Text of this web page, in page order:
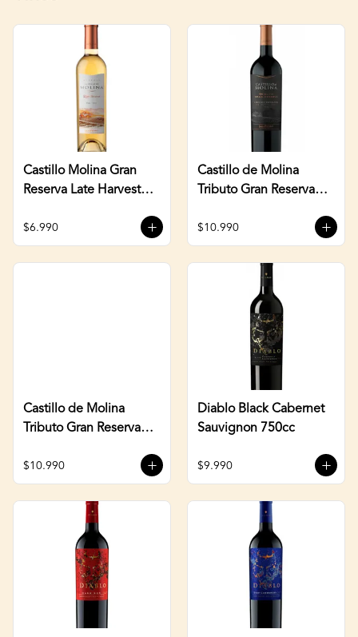
Castillo Molina Gran
Reserva Late Harvest
$6.990
Castillo de Molina
Tributo Gran Reserva
750cc
$10.990
Castillo de Molina
Tributo Gran Reserva
$10.990
Diablo Black Cabernet
Sauvignon 750cc
$9.990